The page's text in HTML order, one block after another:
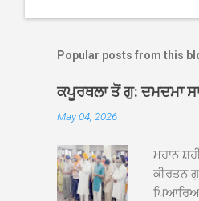
Popular posts from this
ਕਪੂਰਥਲਾ ਤੋਂ ਗੁ: ਦਮਦਮਾ
May 04, 2026
ਮਹਾਨ
ਕੀਰਤਨ
ਪਿਆਰਿਆਂ